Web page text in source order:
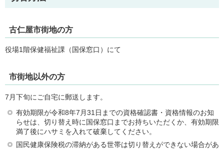
古仁屋市街地の方
役場1階保健福祉課（国保窓口）にて
市街地以外の方
7月下旬にご自宅に郵送します。
有効期限が令和8年7月31日までの資格確認書・資格情報のお知
らせは、切り替え時に国保窓口までお持ちいただくか、有効期限
満了後にハサミを入れて破棄してください。
国民健康保険税の滞納がある世帯は切り替えができない場合があ